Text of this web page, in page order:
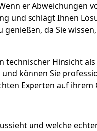
er Abweichungen
und schlägt Ihnen
da Sie
Hinsicht als
können Sie
Experten auf ihrem
und welche